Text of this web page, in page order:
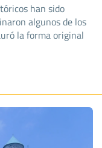
han sido
algunos de los
la forma original